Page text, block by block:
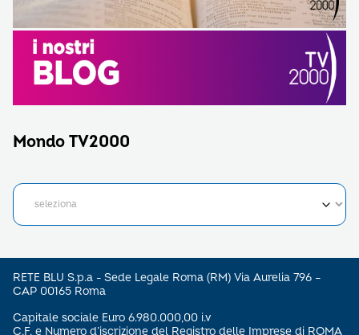
Mondo TV2000
RETE BLU S.p.a - Sede Legale Roma (RM) Via Aurelia 796 –
CAP 00165 Roma
Capitale sociale Euro 6.980.000,00 i.v
C.F. e Numero d’iscrizione del Registro delle Imprese di ROMA